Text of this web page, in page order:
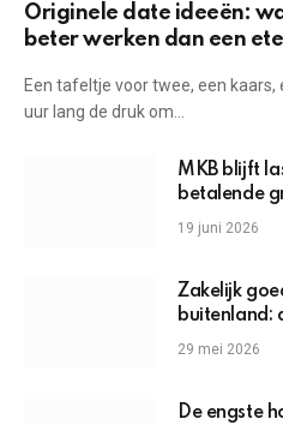
Originele date ideeën:
beter werken dan een
Een tafeltje voor twee, een
uur lang de druk om…
MKB blijft
betalende
19 juni 2026
Zakelijk
buitenland:
29 mei 2026
De engste